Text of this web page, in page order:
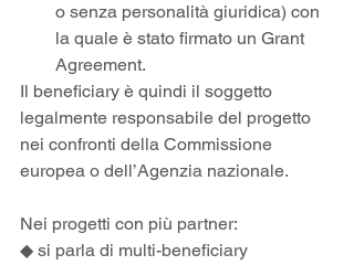
o senza personalità giuridica) con
la quale è stato firmato un Grant
Agreement.
Il beneficiary è quindi il soggetto
legalmente responsabile del progetto
nei confronti della Commissione
europea o dell’Agenzia nazionale.
Nei progetti con più partner:
◆ si parla di multi-beneficiary